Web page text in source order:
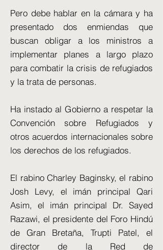
Pero debe hablar en la cámara y ha
presentado dos enmiendas que
buscan obligar a los ministros a
implementar planes a largo plazo
para combatir la crisis de refugiados
y la trata de personas.
Ha instado al Gobierno a respetar la
Convención sobre Refugiados y
otros acuerdos internacionales sobre
los derechos de los refugiados.
El rabino Charley Baginsky, el rabino
Josh Levy, el imán principal Qari
Asim, el imán principal Dr. Sayed
Razawi, el presidente del Foro Hindú
de Gran Bretaña, Trupti Patel, el
director de la Red de